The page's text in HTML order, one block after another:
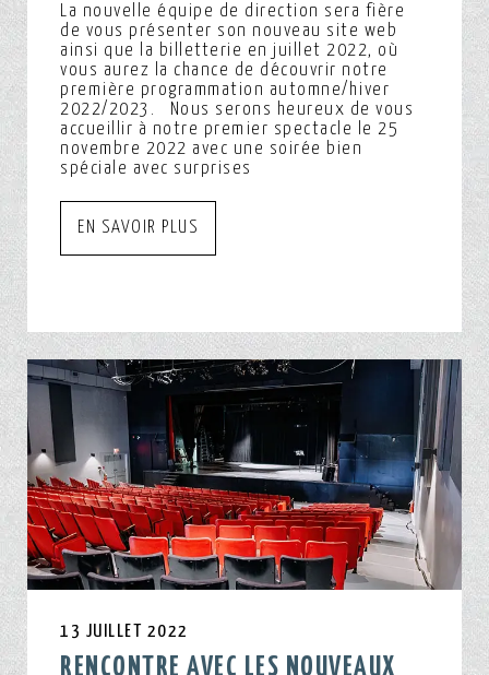
La nouvelle équipe de direction sera fière
de vous présenter son nouveau site web
ainsi que la billetterie en juillet 2022, où
vous aurez la chance de découvrir notre
première programmation automne/hiver
2022/2023. Nous serons heureux de vous
accueillir à notre premier spectacle le 25
novembre 2022 avec une soirée bien
spéciale avec surprises
EN SAVOIR PLUS
13 JUILLET 2022
RENCONTRE AVEC LES NOUVEAUX